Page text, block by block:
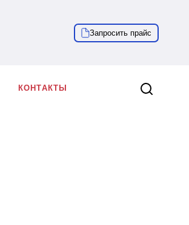
Запросить прайс
КОНТАКТЫ